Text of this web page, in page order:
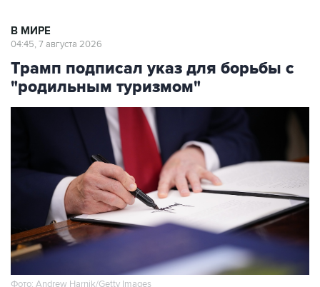
В МИРЕ
04:45, 7 августа 2026
Трамп подписал указ для борьбы с
"родильным туризмом"
Фото: Andrew Harnik/Getty Images